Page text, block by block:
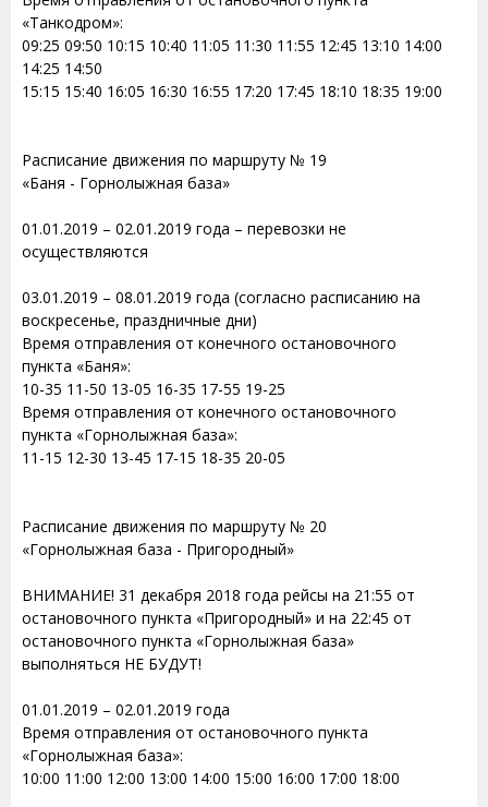
«Танкодром»:
09:25 09:50 10:15 10:40 11:05 11:30 11:55 12:45 13:10 14:00
14:25 14:50
15:15 15:40 16:05 16:30 16:55 17:20 17:45 18:10 18:35 19:00
Расписание движения по маршруту № 19
«Баня - Горнолыжная база»
01.01.2019 – 02.01.2019 года – перевозки не
осуществляются
03.01.2019 – 08.01.2019 года (согласно расписанию на
воскресенье, праздничные дни)
Время отправления от конечного остановочного
пункта «Баня»:
10-35 11-50 13-05 16-35 17-55 19-25
Время отправления от конечного остановочного
пункта «Горнолыжная база»:
11-15 12-30 13-45 17-15 18-35 20-05
Расписание движения по маршруту № 20
«Горнолыжная база - Пригородный»
ВНИМАНИЕ! 31 декабря 2018 года рейсы на 21:55 от
остановочного пункта «Пригородный» и на 22:45 от
остановочного пункта «Горнолыжная база»
выполняться НЕ БУДУТ!
01.01.2019 – 02.01.2019 года
Время отправления от остановочного пункта
«Горнолыжная база»:
10:00 11:00 12:00 13:00 14:00 15:00 16:00 17:00 18:00